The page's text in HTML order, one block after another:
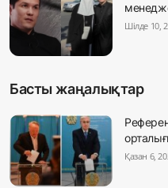
Шілде 10,
Басты жаңалықтар
Қазан 6,